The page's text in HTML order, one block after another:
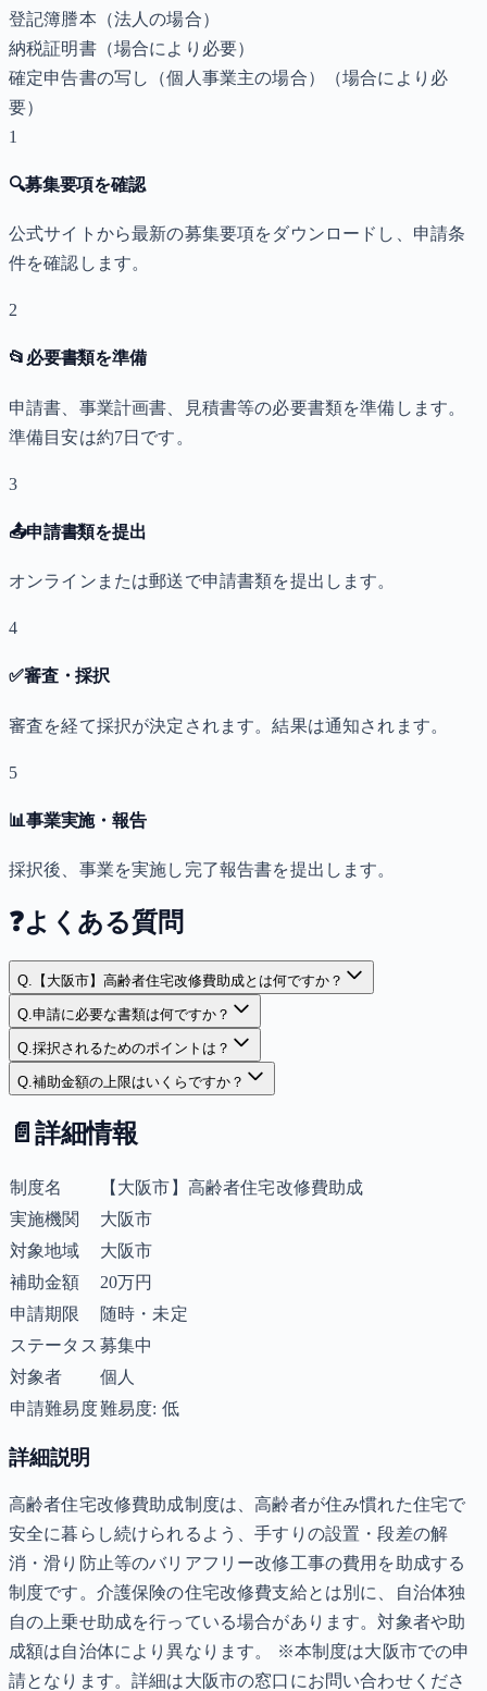
登記簿謄本（法人の場合）
納税証明書（場合により必要）
確定申告書の写し（個人事業主の場合）
（場合により必
要）
1
🔍募集要項を確認
公式サイトから最新の募集要項をダウンロードし、申請条
件を確認します。
2
📂 必要書類を準備
申請書、事業計画書、見積書等の必要書類を準備します。
準備目安は約7日です。
3
📤申請書類を提出
オンラインまたは郵送で申請書類を提出します。
4
✅審査・採択
審査を経て採択が決定されます。結果は通知されます。
5
📊事業実施・報告
採択後、事業を実施し完了報告書を提出します。
❓よくある質問
Q. 【大阪市】高齢者住宅改修費助成とは何ですか？
Q.申請に必要な書類は何ですか？
Q.採択されるためのポイントは？
Q.補助金額の上限はいくらですか？
📄 詳細情報
制度名
【大阪市】高齢者住宅改修費助成
実施機関
大阪市
対象地域
大阪市
補助金額
20万円
申請期限
随時・未定
ステータス 募集中
対象者
個人
申請難易度難易度: 低
詳細説明
高齢者住宅改修費助成制度は、高齢者が住み慣れた住宅で
安全に暮らし続けられるよう、手すりの設置・段差の解
消・滑り防止等のバリアフリー改修工事の費用を助成する
制度です。介護保険の住宅改修費支給とは別に、自治体独
自の上乗せ助成を行っている場合があります。対象者や助
成額は自治体により異なります。 ※本制度は大阪市での申
請となります。詳細は大阪市の窓口にお問い合わせくださ